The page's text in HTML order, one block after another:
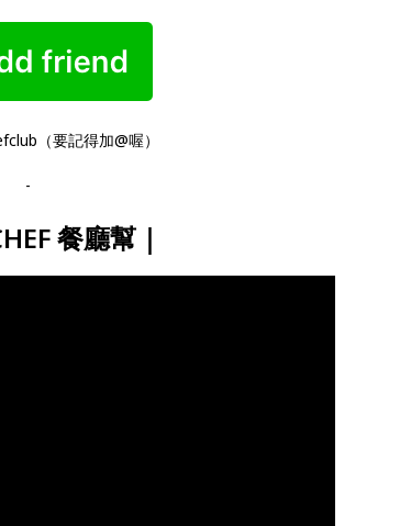
（要記得加@喔）
-
餐廳幫｜